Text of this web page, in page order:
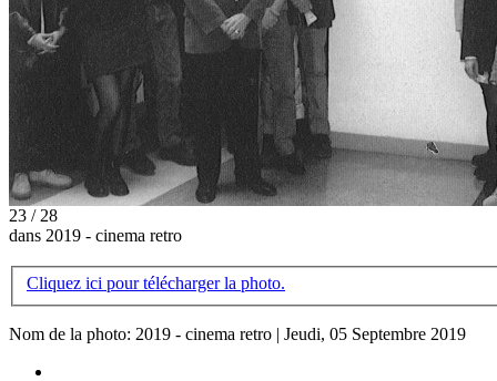
23 / 28
dans 2019 - cinema retro
Cliquez ici pour télécharger la photo.
Nom de la photo: 2019 - cinema retro | Jeudi, 05 Septembre 2019